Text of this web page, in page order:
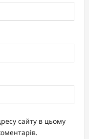
сайту в цьому